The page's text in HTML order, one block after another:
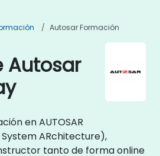
Autosar Formación
Autosar
en AUTOSAR
ARchitecture),
tanto de forma online